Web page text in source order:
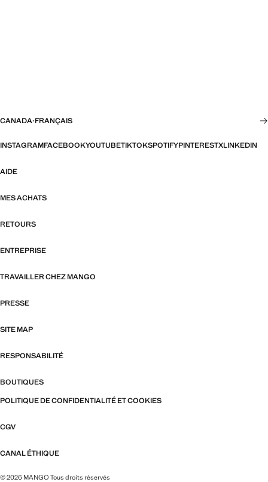
CANADA·FRANÇAIS
INSTAGRAMFACEBOOKYOUTUBETIKTOKSPOTIFYPINTERESTXLINKEDIN
AIDE
MES ACHATS
RETOURS
ENTREPRISE
TRAVAILLER CHEZ MANGO
PRESSE
SITE MAP
RESPONSABILITÉ
BOUTIQUES
POLITIQUE DE CONFIDENTIALITÉ ET COOKIES
CGV
CANAL ÉTHIQUE
© 2026 MANGO Tous droits réservés